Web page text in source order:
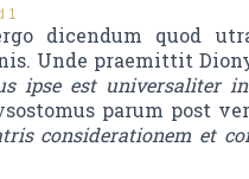
1
dicendum quod
Unde praemittit
ipse est universaliter
parum post
considerationem et